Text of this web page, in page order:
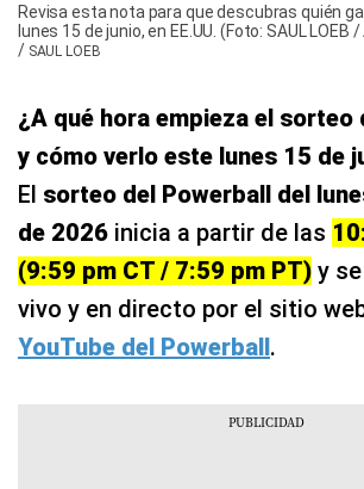
Revisa esta nota para que descubras quién
lunes 15 de junio, en EE.UU. (Foto: SAUL LOEB /
/ SAUL LOEB
¿A qué hora empieza el sorteo
y cómo verlo este lunes 15 de
El sorteo del Powerball del
de 2026 inicia a partir de las
(9:59 pm CT / 7:59 pm PT) y
vivo y en directo por el sitio
YouTube del Powerball.